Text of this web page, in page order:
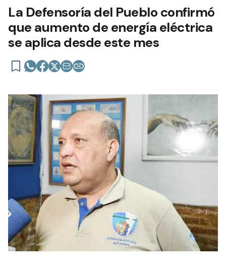
La Defensoría del Pueblo confirmó
que aumento de energía eléctrica
se aplica desde este mes